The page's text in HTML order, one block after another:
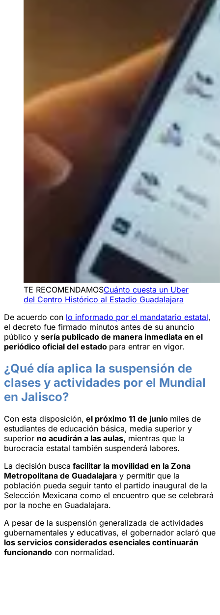
TE RECOMENDAMOSCuánto cuesta un Uber
del Centro Histórico al Estadio Guadalajara
De acuerdo con lo informado por el mandatario estatal,
el decreto fue firmado minutos antes de su anuncio
público y sería publicado de manera inmediata en el
periódico oficial del estado para entrar en vigor.
¿Qué día aplica la suspensión de
clases y actividades por el Mundial
en Jalisco?
Con esta disposición, el próximo 11 de junio miles de
estudiantes de educación básica, media superior y
superior no acudirán a las aulas, mientras que la
burocracia estatal también suspenderá labores.
La decisión busca facilitar la movilidad en la Zona
Metropolitana de Guadalajara y permitir que la
población pueda seguir tanto el partido inaugural de la
Selección Mexicana como el encuentro que se celebrará
por la noche en Guadalajara.
A pesar de la suspensión generalizada de actividades
gubernamentales y educativas, el gobernador aclaró que
los servicios considerados esenciales continuarán
funcionando con normalidad.